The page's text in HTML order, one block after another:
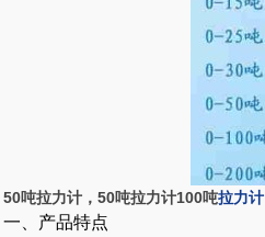
50吨拉力计，50吨拉力计100吨拉力计
一、产品特点